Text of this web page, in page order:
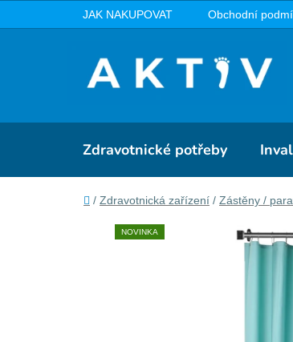
na
JAK NAKUPOVAT Obchodní
Zdravotnické potřeby
Domů
/ Zdravotnická zařízení / Zástěny /
NOVINKA